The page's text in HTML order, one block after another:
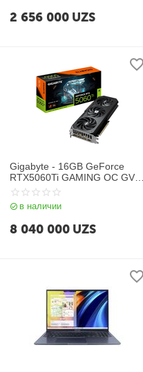
2 656 000 UZS
Gigabyte - 16GB GeForce
RTX5060Ti GAMING OC GV-
N506TGAMING OC-16GD
в наличии
8 040 000 UZS